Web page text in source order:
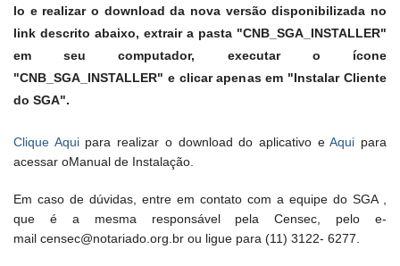
lo e realizar o download da nova versão disponibilizada no
link descrito abaixo, extrair a pasta "CNB_SGA_INSTALLER"
em seu computador, executar o ícone
"CNB_SGA_INSTALLER" e clicar apenas em "Instalar Cliente
do SGA".
Clique Aquipara realizar o download do aplicativo eAqui para
acessar oManual de Instalação.
Em caso de dúvidas, entre em contato com a equipe do SGA ,
que é a mesma responsável pela Censec, pelo e-
mail censec@notariado.org.br ou ligue para (11) 3122- 6277.